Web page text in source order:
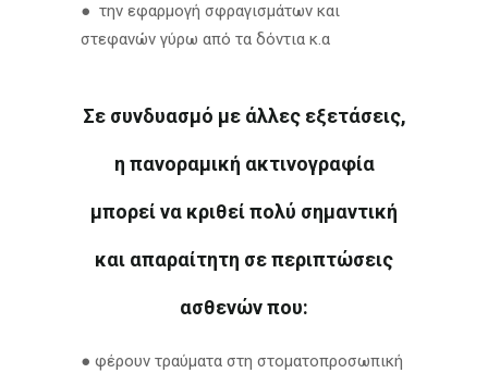
● την εφαρμογή σφραγισμάτων και
στεφανών γύρω από τα δόντια κ.α
Σε συνδυασμό με άλλες εξετάσεις,
η πανοραμική ακτινογραφία
μπορεί να κριθεί πολύ σημαντική
και απαραίτητη σε περιπτώσεις
ασθενών που:
● φέρουν τραύματα στη στοματοπροσωπική